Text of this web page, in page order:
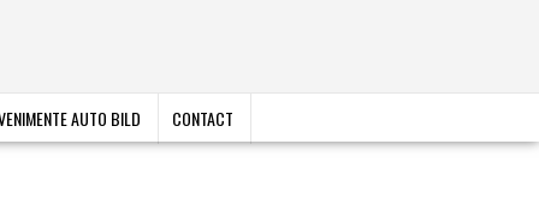
AUTO BILD CONTACT